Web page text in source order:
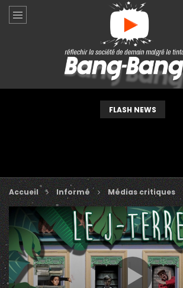
FLASH NEWS
Accueil Informé Médias critiques
Custom Amount
VEUILLEZ PATIENTER...